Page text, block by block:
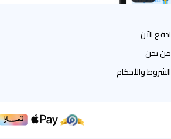
ادفع الاّن
من نحن
الشروط والأحكام